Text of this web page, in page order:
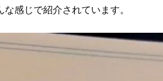
感じで紹介されています。